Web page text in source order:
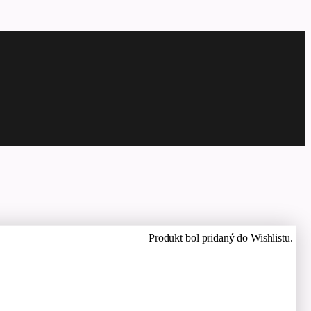
Produkt bol pridaný do Wishlistu.